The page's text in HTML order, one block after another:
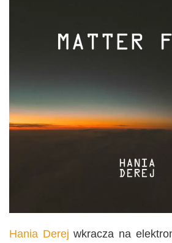
Hania Derej wkracza na